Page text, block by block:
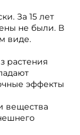
За 15 лет
не были. В
виде.
растения
эффекты
вещества